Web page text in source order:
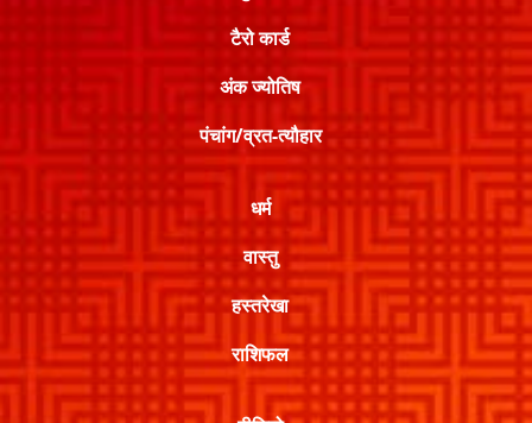
टैरो कार्ड
अंक ज्योतिष
पंचांग/व्रत-त्यौहार
धर्म
वास्तु
हस्तरेखा
राशिफल